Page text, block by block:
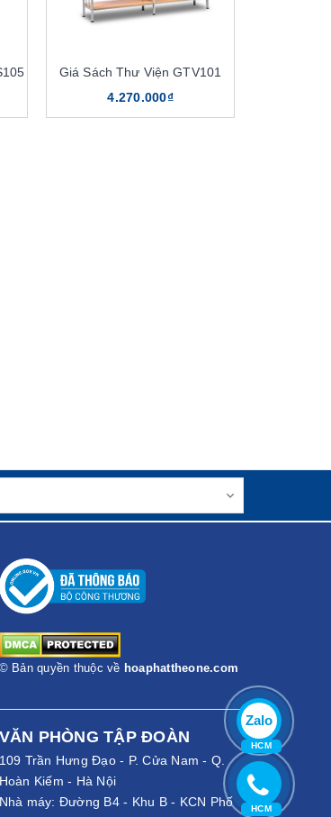
Giá Sách Thư Viện GTV101
4.270.000₫
HCM
© Bản quyền thuộc về hoaphattheone.com
VĂN PHÒNG TẬP ĐOÀN
109 Trần Hưng Đạo - P. Cửa Nam - Q.
Hoàn Kiếm - Hà Nội
Nhà máy: Đường B4 - Khu B - KCN Phố
Zalo
HCM